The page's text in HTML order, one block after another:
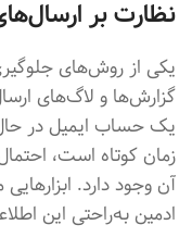
نظارت بر
یکی از روش‌های
گزارش‌ها و لاگ‌های
یک حساب ایمیل در
زمان کوتاه است،
آن وجود دارد. ابزارهایی
ادمین به‌راحتی این